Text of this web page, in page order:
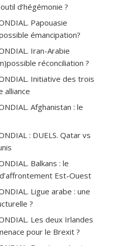
d’hégémonie ?
Papouasie
émancipation?
Iran-Arabie
réconciliation ?
Initiative des trois
alliance
Afghanistan : le
: DUELS. Qatar vs
Balkans : le
Est-Ouest
Ligue arabe : une
?
Les deux Irlandes
pour le Brexit ?